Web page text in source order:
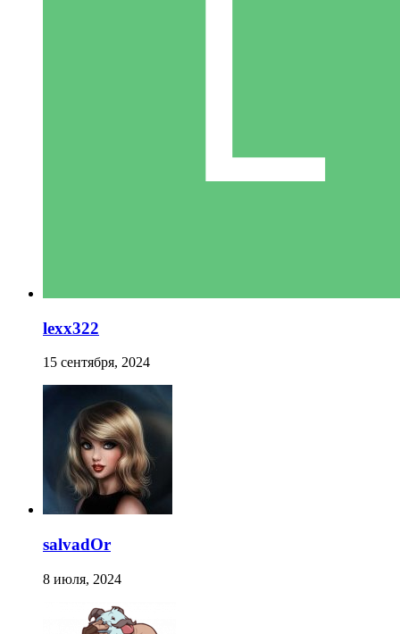
lexx322
15 сентября, 2024
salvadOr
8 июля, 2024